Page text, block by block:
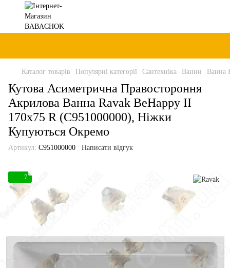
Каталог товарів Популярні категорії Сантехніка Ванни Ванна
Кутова Асиметрична Правостороння
Акрилова Ванна Ravak BeHappy II
170x75 R (C951000000), Ніжки
Купуються Окремо
Артикул: C951000000 Написати відгук
7